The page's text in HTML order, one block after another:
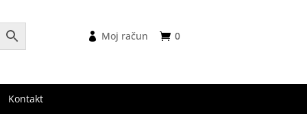
0
Moj račun
Kontakt